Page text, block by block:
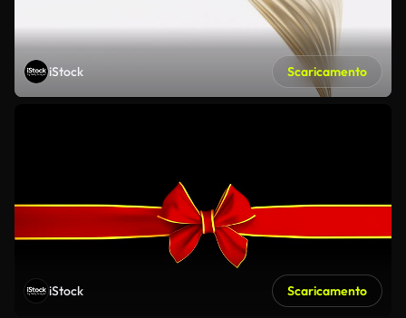
iStock Scaricamento
iStock Scaricamento